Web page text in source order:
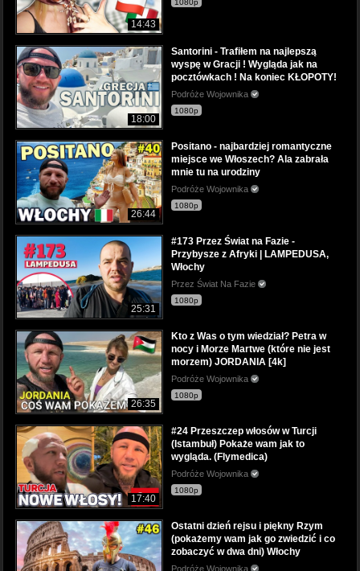
14:43
1080p
18:00
Santorini - Trafiłem na najlepszą
wyspę w Gracji ! Wygląda jak na
pocztówkach ! Na koniec KŁOPOTY!
Podróże Wojownika
1080p
26:44
Positano - najbardziej romantyczne
miejsce we Włoszech? Ala zabrała
mnie tu na urodziny
Podróże Wojownika
1080p
25:31
#173 Przez Świat na Fazie -
Przybysze z Afryki | LAMPEDUSA,
Włochy
Przez Świat Na Fazie
1080p
26:35
Kto z Was o tym wiedział? Petra w
nocy i Morze Martwe (które nie jest
morzem) JORDANIA [4k]
Podróże Wojownika
1080p
17:40
#24 Przeszczep włosów w Turcji
(Istambuł) Pokaże wam jak to
wygląda. (Flymedica)
Podróże Wojownika
1080p
Ostatni dzień rejsu i piękny Rzym
(pokażemy wam jak go zwiedzić i co
zobaczyć w dwa dni) Włochy
Podróże Wojownika